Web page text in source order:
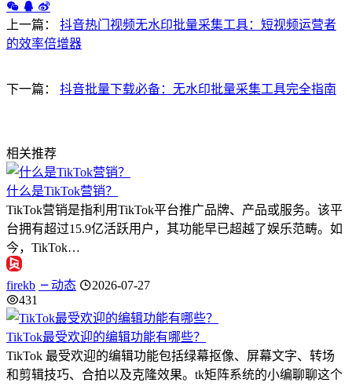
上一篇：
抖音热门视频无水印批量采集工具：短视频运营者
的效率倍增器
下一篇： 抖音批量下载必备：无水印批量采集工具完全指南
相关推荐
什么是TikTok营销？
TikTok营销是指利用TikTok平台推广品牌、产品或服务。该平
台拥有超过15.9亿活跃用户，其功能早已超越了娱乐范畴。如
今，TikTok…
firekb 动态
2026-07-27
431
TikTok最受欢迎的编辑功能有哪些？
TikTok 最受欢迎的编辑功能包括绿幕抠像、屏幕文字、转场
和剪辑技巧、合拍以及克隆效果。tk矩阵系统的小编聊聊这个